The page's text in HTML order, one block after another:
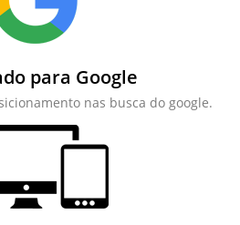
para Google
nas busca do google.